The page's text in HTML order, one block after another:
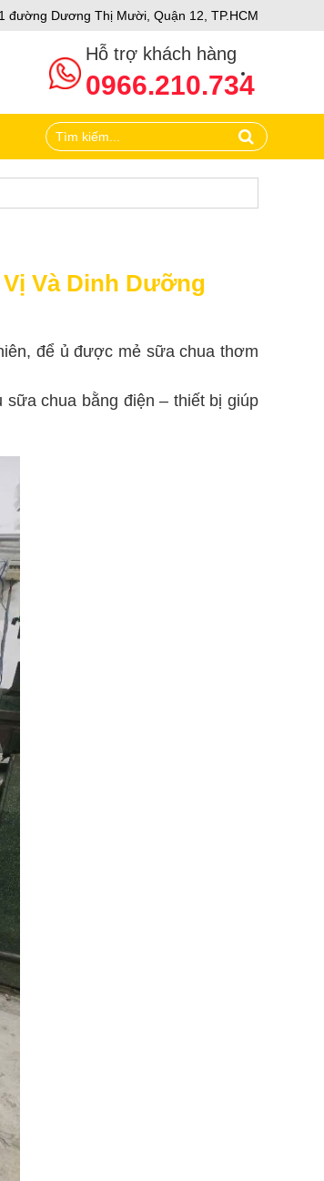
đường Dương Thị Mười, Quận 12, TP.HCM
Hỗ trợ khách hàng
0966.210.734
Và Dinh Dưỡng
để ủ được mẻ sữa chua thơm
chua bằng điện – thiết bị giúp